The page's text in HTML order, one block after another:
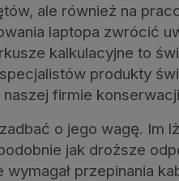
ale również na
laptopa zwrócić
kalkulacyjne to
produkty
firmie
o jego wagę.
jak droższe
przepinania